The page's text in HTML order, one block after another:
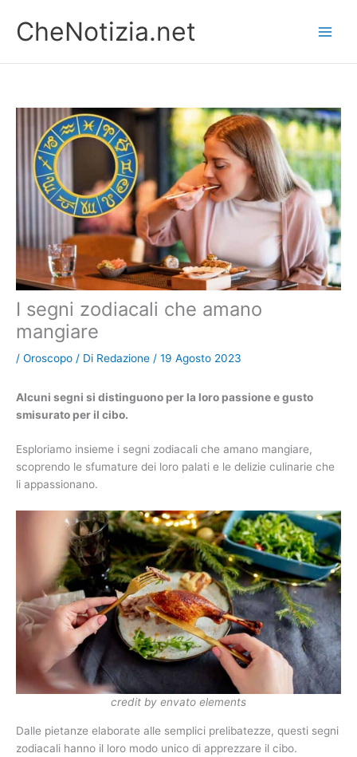
contenuto
CheNotizia.net
I segni zodiacali che amano
mangiare
/ Oroscopo / Di Redazione / 19 Agosto 2023
Alcuni segni si distinguono per la loro passione e gusto
smisurato per il cibo.
Esploriamo insieme i segni zodiacali che amano mangiare,
scoprendo le sfumature dei loro palati e le delizie culinarie che
li appassionano.
credit by envato elements
Dalle pietanze elaborate alle semplici prelibatezze, questi segni
zodiacali hanno il loro modo unico di apprezzare il cibo.